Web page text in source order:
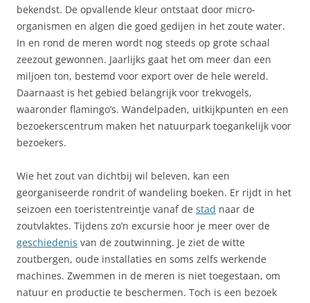
bekendst. De opvallende kleur ontstaat door micro-
organismen en algen die goed gedijen in het zoute water.
In en rond de meren wordt nog steeds op grote schaal
zeezout gewonnen. Jaarlijks gaat het om meer dan een
miljoen ton, bestemd voor export over de hele wereld.
Daarnaast is het gebied belangrijk voor trekvogels,
waaronder flamingo’s. Wandelpaden, uitkijkpunten en een
bezoekerscentrum maken het natuurpark toegankelijk voor
bezoekers.
Wie het zout van dichtbij wil beleven, kan een
georganiseerde rondrit of wandeling boeken. Er rijdt in het
seizoen een toeristentreintje vanaf de stad naar de
zoutvlaktes. Tijdens zo’n excursie hoor je meer over de
geschiedenis van de zoutwinning. Je ziet de witte
zoutbergen, oude installaties en soms zelfs werkende
machines. Zwemmen in de meren is niet toegestaan, om
natuur en productie te beschermen. Toch is een bezoek